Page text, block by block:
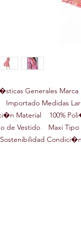
Generales
Medidas
Material 100%
de Vestido Maxi
Sostenibilidad